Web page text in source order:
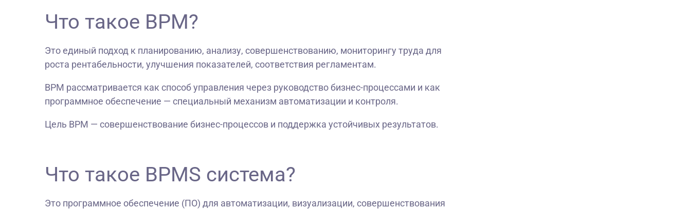
Что такое BPM?
Это единый подход к планированию, анализу, совершенствованию, мониторингу труда для
роста рентабельности, улучшения показателей, соответствия регламентам.
BPM рассматривается как способ управления через руководство бизнес-процессами и как
программное обеспечение — специальный механизм автоматизации и контроля.
Цель BPM — совершенствование бизнес-процессов и поддержка устойчивых результатов.
Что такое BPMS система?
Это программное обеспечение (ПО) для автоматизации, визуализации, совершенствования